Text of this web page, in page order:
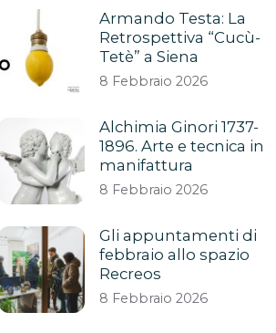
Armando Testa: La
Retrospettiva “Cucù-
Tetè” a Siena
8 Febbraio 2026
Alchimia Ginori 1737-
1896. Arte e tecnica in
manifattura
8 Febbraio 2026
Gli appuntamenti di
febbraio allo spazio
Recreos
8 Febbraio 2026